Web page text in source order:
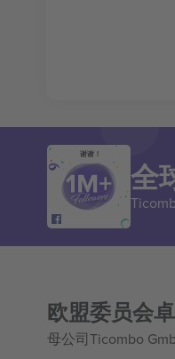
谢谢！
全
欧盟委员会
母公司Ticombo